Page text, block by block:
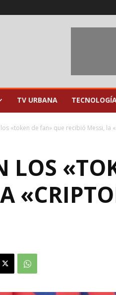
TV URBANA
«token de fan» que recibió Messi, la
LOS